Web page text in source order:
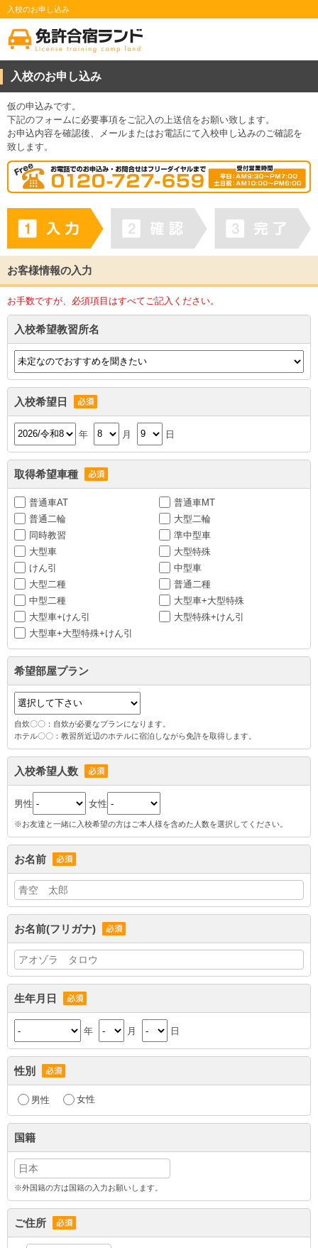
入校のお申し込み
入校のお申し込み
仮の申込みです。
下記のフォームに必要事項をご記入の上送信をお願い致します。
お申込内容を確認後、メールまたはお電話にて入校申し込みのご確認を
致します。
お客様情報の入力
お手数ですが、必須項目はすべてご記入ください。
入校希望教習所名
入校希望日
年 月 日
取得希望車種
普通車AT
普通車MT
普通二輪
大型二輪
同時教習
準中型車
大型車
大型特殊
けん引
中型車
大型二種
普通二種
中型二種
大型車+大型特殊
大型車+けん引
大型特殊+けん引
大型車+大型特殊+けん引
希望部屋プラン
自炊〇〇：自炊が必要なプランになります。
ホテル〇〇：教習所近辺のホテルに宿泊しながら免許を取得します。
入校希望人数
男性 女性
※お友達と一緒に入校希望の方はご本人様を含めた人数を選択してください。
お名前
お名前(フリガナ)
生年月日
年 月 日
性別
男性 女性
国籍
※外国籍の方は国籍の入力お願いします。
ご住所